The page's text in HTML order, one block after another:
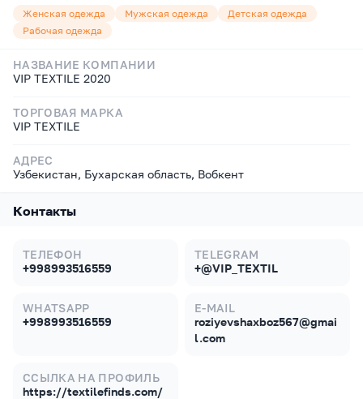
Женская одежда Мужская одежда
Детская одежда
Рабочая одежда
НАЗВАНИЕ КОМПАНИИ
VIP TEXTILE 2020
ТОРГОВАЯ МАРКА
VIP TEXTILE
АДРЕС
Узбекистан, Бухарская область, Вобкент
Контакты
ТЕЛЕФОН
+998993516559
TELEGRAM
+@VIP_TEXTIL
WHATSAPP
+998993516559
E-MAIL
roziyevshaxboz567@gmai
l.com
ССЫЛКА НА ПРОФИЛЬ
https://textilefinds.com/